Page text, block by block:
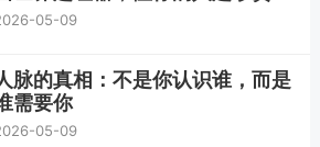
05-09
脉的真相：不是你认识谁，而是
需要你
05-09